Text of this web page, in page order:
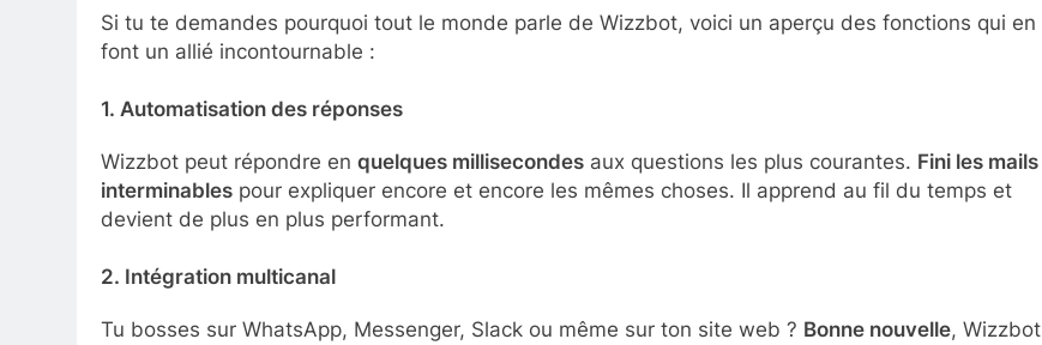
Si tu te demandes pourquoi tout le monde parle de Wizzbot, voici un aperçu des fonctions qui en
font un allié incontournable :
1. Automatisation des réponses
Wizzbot peut répondre en quelques millisecondes aux questions les plus courantes. Fini les mails
interminables pour expliquer encore et encore les mêmes choses. Il apprend au fil du temps et
devient de plus en plus performant.
2. Intégration multicanal
Tu bosses sur WhatsApp, Messenger, Slack ou même sur ton site web ? Bonne nouvelle, Wizzbot